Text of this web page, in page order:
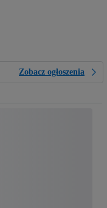
Zobacz ogłoszenia